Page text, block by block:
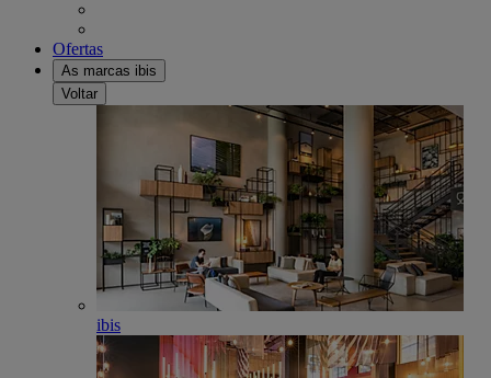
Ofertas
As marcas ibis
Voltar
ibis